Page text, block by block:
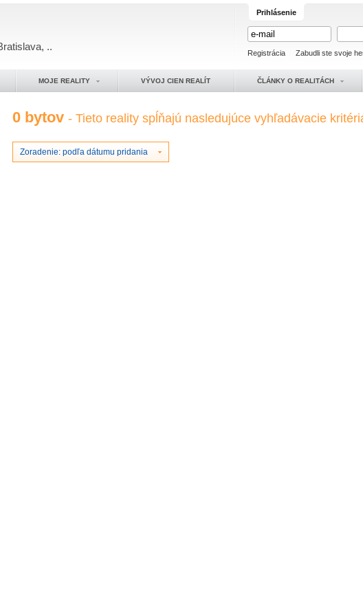
..
Prihlásenie
Registrácia Zabudli ste svoje
MOJE REALITY VÝVOJ CIEN REALÍT ČLÁNKY O REALITÁCH
0 bytov- Tieto reality spĺňajú nasledujúce vyhľadávacie
Zoradenie: podľa dátumu pridania